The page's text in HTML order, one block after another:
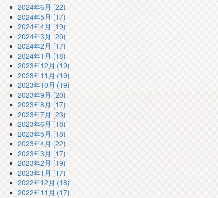
2024年6月 (22)
2024年5月 (17)
2024年4月 (19)
2024年3月 (20)
2024年2月 (17)
2024年1月 (18)
2023年12月 (19)
2023年11月 (19)
2023年10月 (19)
2023年9月 (20)
2023年8月 (17)
2023年7月 (23)
2023年6月 (18)
2023年5月 (18)
2023年4月 (22)
2023年3月 (17)
2023年2月 (19)
2023年1月 (17)
2022年12月 (18)
2022年11月 (17)